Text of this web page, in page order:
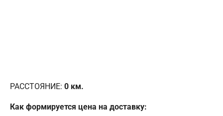
РАССТОЯНИЕ: 0 км.
Как формируется цена на доставку: